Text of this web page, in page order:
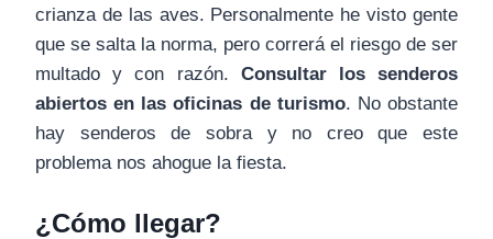
crianza de las aves. Personalmente he visto gente
que se salta la norma, pero correrá el riesgo de ser
multado y con razón. Consultar los senderos
abiertos en las oficinas de turismo. No obstante
hay senderos de sobra y no creo que este
problema nos ahogue la fiesta.
¿Cómo llegar?